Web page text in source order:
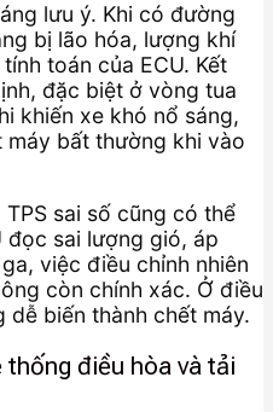
lưu ý. Khi có đường
bị lão hóa, lượng khí
toán của ECU. Kết
đặc biệt ở vòng tua
khiến xe khó nổ sáng,
bất thường khi vào
sai số cũng có thể
đọc sai lượng gió, áp
việc điều chỉnh nhiên
còn chính xác. Ở điều
dễ biến thành chết máy.
thống điều hòa và tải